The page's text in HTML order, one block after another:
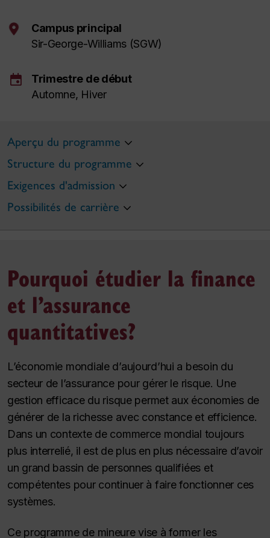
Campus principal
Sir-George-Williams (SGW)
event
Trimestre de début
Automne, Hiver
Aperçu du programme
Structure du programme
Exigences d'admission
Possibilités de carrière
Pourquoi étudier la finance
et l’assurance
quantitatives?
L’économie mondiale d’aujourd’hui a besoin du
secteur de l’assurance pour gérer le risque. Une
gestion efficace du risque permet aux économies de
générer de la richesse avec constance et efficience.
Dans un contexte de commerce mondial toujours
plus interrelié, il est de plus en plus nécessaire d’avoir
un grand bassin de personnes qualifiées et
compétentes pour continuer à faire fonctionner ces
systèmes.
Ce programme de mineure vise à former les